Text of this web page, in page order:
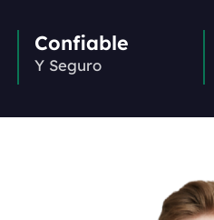
Confiable
Y Seguro